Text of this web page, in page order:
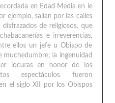
en Edad Media en le
ejemplo, salían por las calles
de religiosos. que
e irreverencias,
ellos un jefe u Obispo de
muchedumbre; la ingenuidad
locuras en honor de los
espectáculos fueron
el siglo XII por los Obispos